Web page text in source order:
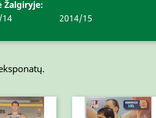
Žalgiryje:
14
2014/15